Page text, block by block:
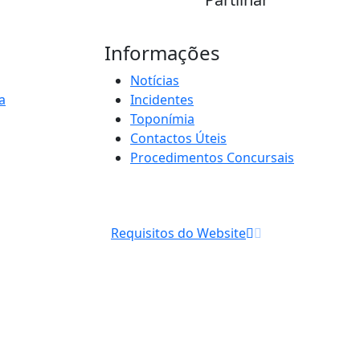
Informações
Notícias
Incidentes
Toponímia
Contactos Úteis
Procedimentos Concursais
Requisitos do Website